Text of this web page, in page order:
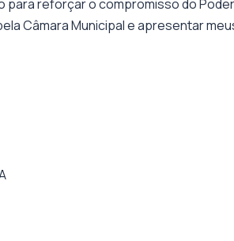
reforçar o compromisso do
Câmara Municipal e apresentar